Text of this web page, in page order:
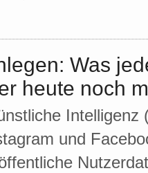
Was
heute noch
Intelligenz
und